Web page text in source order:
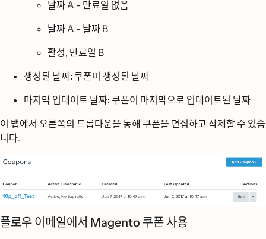
날짜 A - 만료일 없음
날짜 A - 날짜 B
활성, 만료일 B
생성된 날짜:쿠폰이 생성된 날짜
마지막 업데이트 날짜:쿠폰이 마지막으로 업데이트된 날짜
이 탭에서 오른쪽의 드롭다운을 통해 쿠폰을 편집하고 삭제할 수 있습
니다.
플로우 이메일에서 Magento 쿠폰 사용